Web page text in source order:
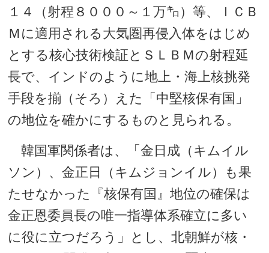
１４（射程８０００～１万㌔）等、ＩＣＢ
Ｍに適用される大気圏再侵入体をはじめ
とする核心技術検証とＳＬＢＭの射程延
長で、インドのように地上・海上核挑発
手段を揃（そろ）えた「中堅核保有国」
の地位を確かにするものと見られる。
韓国軍関係者は、「金日成（キムイル
ソン）、金正日（キムジョンイル）も果
たせなかった『核保有国』地位の確保は
金正恩委員長の唯一指導体系確立に多い
に役に立つだろう」とし、北朝鮮が核・